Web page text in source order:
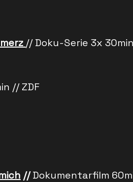
// Doku-Serie 3x
// ZDF
//Dokumentarfilm